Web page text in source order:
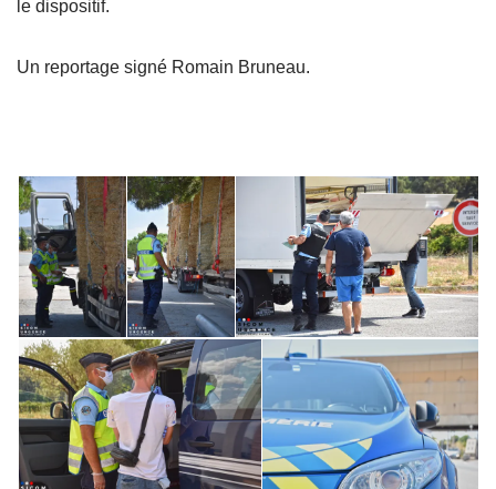
le dispositif.
Un reportage signé Romain Bruneau.